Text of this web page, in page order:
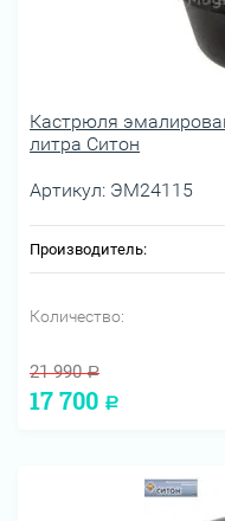
Кастрюля
литра Ситон
Артикул: ЭМ24115
Производитель:
Количество:
21 990 Р
17 700 Р